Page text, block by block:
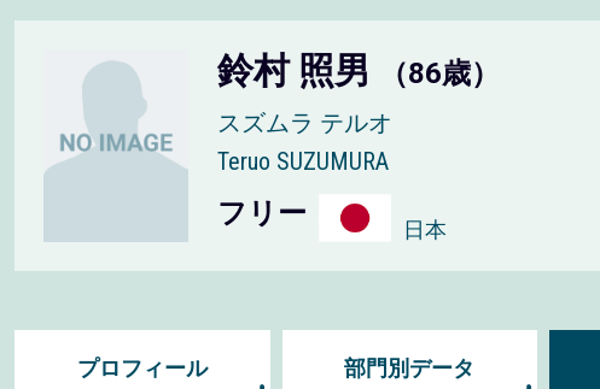
鈴村 照男 （86歳）
スズムラ テルオ
Teruo SUZUMURA
フリー 日本
プロフィール 部門別データ